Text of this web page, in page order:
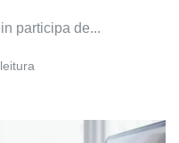
participa de...